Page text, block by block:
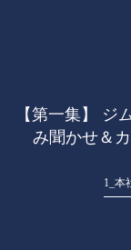
【第一集】 ジ
み聞かせ＆
1_本